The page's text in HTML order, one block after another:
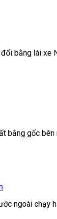
đổi bằng lái xe
bằng gốc bên
ngoài chạy